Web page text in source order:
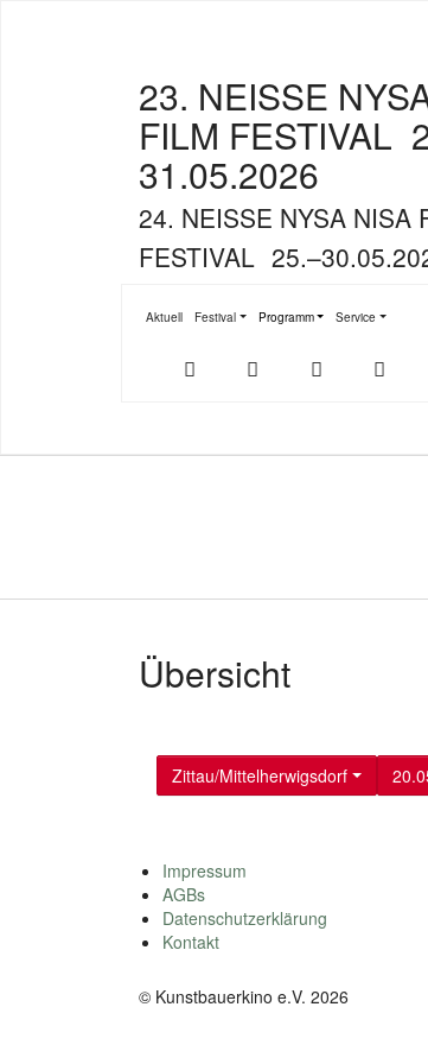
23. NEISSE
FILM FESTIVAL
31.05.2026
24. NEISSE NYSA NISA
FESTIVAL
Aktuell Festival
Submenu for "Festival"
Programm
Submenu for "Programm"
Service
Submenu for
Store
Play
Übersicht
Zittau/Mittelherwigsdorf
Impressum
AGBs
Datenschutzerklärung
Kontakt
© Kunstbauerkino e.V. 2026